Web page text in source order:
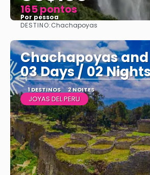
165 pontos
Por pessoa
DESTINO:Chachapoyas
Chachapoyas
03 Days / 02
1 DESTINOS 2 NOITES
JOYAS DEL PERU